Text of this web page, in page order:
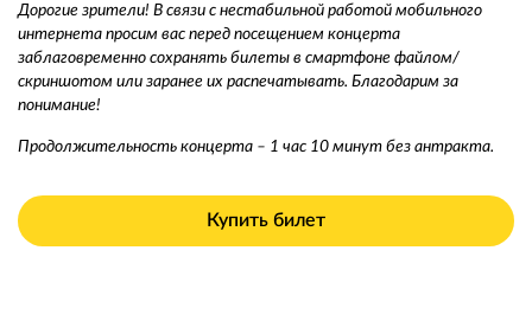
Дорогие зрители! В связи с нестабильной работой мобильного
интернета просим вас перед посещением концерта
заблаговременно сохранять билеты в смартфоне файлом/
скриншотом или заранее их распечатывать. Благодарим за
понимание!
Продолжительность концерта – 1 час 10 минут без антракта.
Купить билет